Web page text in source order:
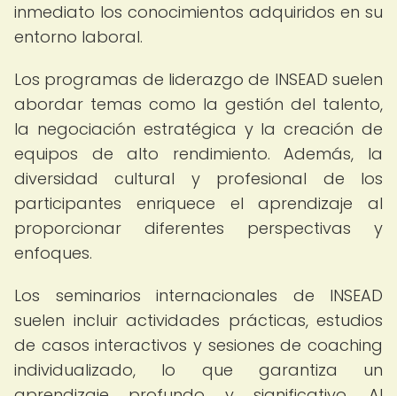
inmediato los conocimientos adquiridos en su
entorno laboral.
Los programas de liderazgo de INSEAD suelen
abordar temas como la gestión del talento,
la negociación estratégica y la creación de
equipos de alto rendimiento. Además, la
diversidad cultural y profesional de los
participantes enriquece el aprendizaje al
proporcionar diferentes perspectivas y
enfoques.
Los seminarios internacionales de INSEAD
suelen incluir actividades prácticas, estudios
de casos interactivos y sesiones de coaching
individualizado, lo que garantiza un